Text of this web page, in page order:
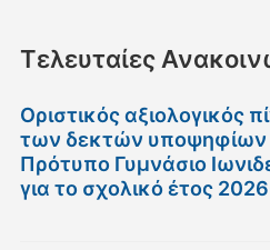
Τελευταίες
Οριστικός αξιολογικός
των δεκτών υποψηφίων
Πρότυπο Γυμνάσιο
για το σχολικό έτος